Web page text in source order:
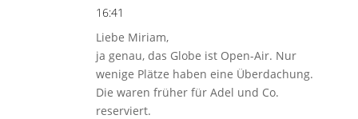
16:41
Liebe Miriam,
ja genau, das Globe ist Open-Air. Nur
wenige Plätze haben eine Überdachung.
Die waren früher für Adel und Co.
reserviert.